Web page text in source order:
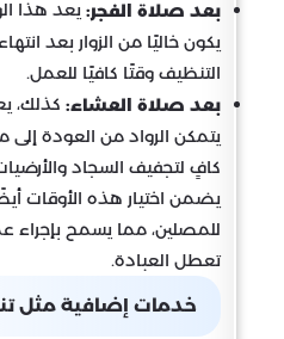
بعد صلاة الفجر: يعد هذا
يكون خاليًا من الزوار بعد
التنظيف وقتًا كافيًا للعمل.
بعد صلاة العشاء: كذلك،
يتمكن الرواد من العودة
كافٍ لتجفيف السجاد
يضمن اختيار هذه الأوقات
للمصلين، مما يسمح بإجراء
تعطل العبادة.
خدمات إضافية مثل